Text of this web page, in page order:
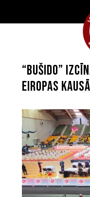
“Bušido”
Eiropas kausā